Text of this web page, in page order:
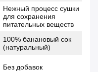
Нежный процесс сушки
для сохранения
питательных веществ
100% банановый сок
(натуральный)
Без добавок